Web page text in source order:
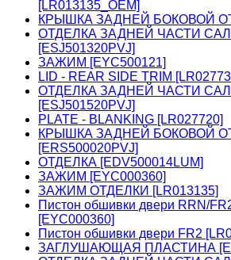
[LR013135_OEM]
КРЫШКА ЗАДНЕЙ БОКОВОЙ
ОТДЕЛКА ЗАДНЕЙ ЧАСТИ
[ESJ501320PVJ]
ЗАЖИМ [EYC500121]
LID - REAR SIDE TRIM
ОТДЕЛКА ЗАДНЕЙ ЧАСТИ
[ESJ501520PVJ]
PLATE - BLANKING [LR027720]
КРЫШКА ЗАДНЕЙ БОКОВОЙ
[ERS500020PVJ]
ОТДЕЛКА [EDV500014LUM]
ЗАЖИМ [EYC000360]
ЗАЖИМ ОТДЕЛКИ [LR013135]
Пистон обшивки двери RRN/
[EYC000360]
Пистон обшивки двери FR2
ЗАГЛУШАЮЩАЯ ПЛАСТИНА